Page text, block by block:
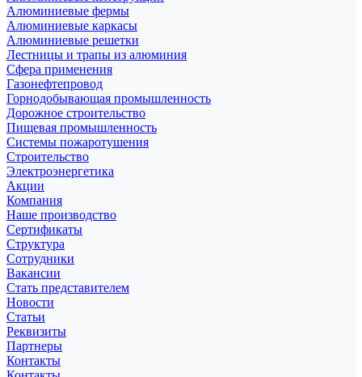
Алюминиевые фермы
Алюминиевые каркасы
Алюминиевые решетки
Лестницы и трапы из алюминия
Сфера применения
Газонефтепровод
Горнодобывающая промышленность
Дорожное строительство
Пищевая промышленность
Системы пожаротушения
Строительство
Электроэнергетика
Акции
Компания
Наше производство
Сертификаты
Структура
Сотрудники
Вакансии
Стать представителем
Новости
Статьи
Реквизиты
Партнеры
Контакты